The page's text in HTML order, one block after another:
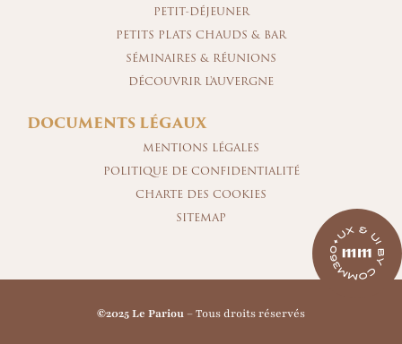
PETIT-DÉJEUNER
PETITS PLATS CHAUDS & BAR
SÉMINAIRES & RÉUNIONS
DÉCOUVRIR L'AUVERGNE
DOCUMENTS LÉGAUX
MENTIONS LÉGALES
POLITIQUE DE CONFIDENTIALITÉ
CHARTE DES COOKIES
SITEMAP
©2025 Le Pariou – Tous droits réservés